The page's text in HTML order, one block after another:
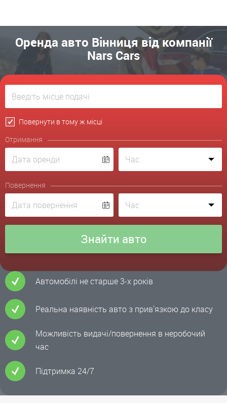
Оренда авто Вінниця від компанії
Nars Cars
Повернути в тому ж місці
Отримання
Повернення
Автомобілі не старше 3-х років
Реальна наявність авто з прив'язкою до класу
Можливість видачі/повернення в неробочий
час
Підтримка 24/7